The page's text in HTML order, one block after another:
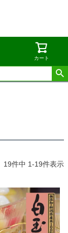
カート
19件中 1-19件表示